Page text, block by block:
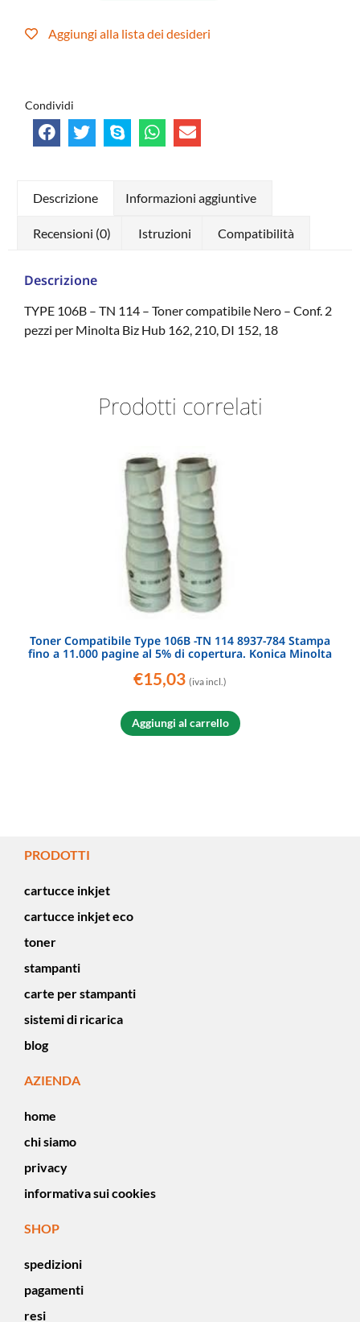
Aggiungi alla lista dei desideri
Condividi
Descrizione Informazioni aggiuntive
Recensioni (0) Istruzioni Compatibilità
Descrizione
TYPE 106B – TN 114 – Toner compatibile Nero – Conf. 2
pezzi per Minolta Biz Hub 162, 210, DI 152, 18
Prodotti correlati
Toner Compatibile Type 106B -TN 114 8937-784 Stampa
fino a 11.000 pagine al 5% di copertura. Konica Minolta
€15,03 (iva incl.)
Aggiungi al carrello
PRODOTTI
cartucce inkjet
cartucce inkjet eco
toner
stampanti
carte per stampanti
sistemi di ricarica
blog
AZIENDA
home
chi siamo
privacy
informativa sui cookies
SHOP
spedizioni
pagamenti
resi